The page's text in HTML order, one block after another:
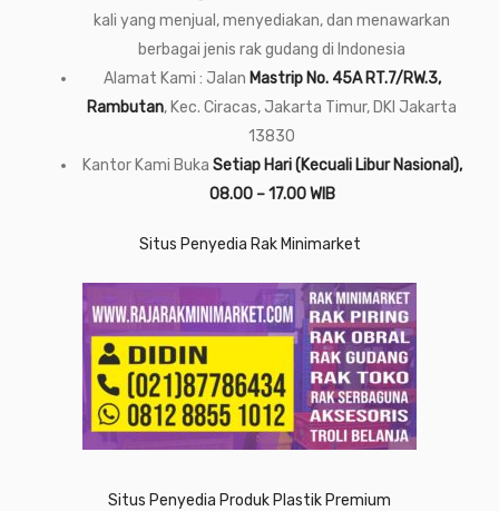
kali yang menjual, menyediakan, dan menawarkan
berbagai jenis rak gudang di Indonesia
Alamat Kami : Jalan Mastrip No. 45A RT.7/RW.3,
Rambutan, Kec. Ciracas, Jakarta Timur, DKI Jakarta
13830
Kantor Kami Buka Setiap Hari (Kecuali Libur Nasional),
08.00 – 17.00 WIB
Situs Penyedia Rak Minimarket
Situs Penyedia Produk Plastik Premium